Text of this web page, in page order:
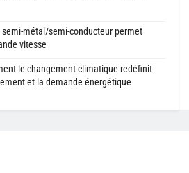
semi-métal/semi-conducteur permet
vitesse
le changement climatique redéfinit
et la demande énergétique